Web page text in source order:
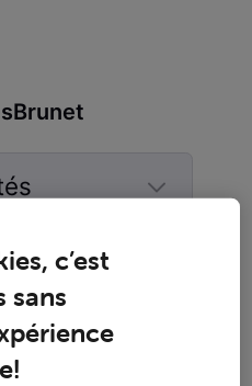
de
c’est
sans